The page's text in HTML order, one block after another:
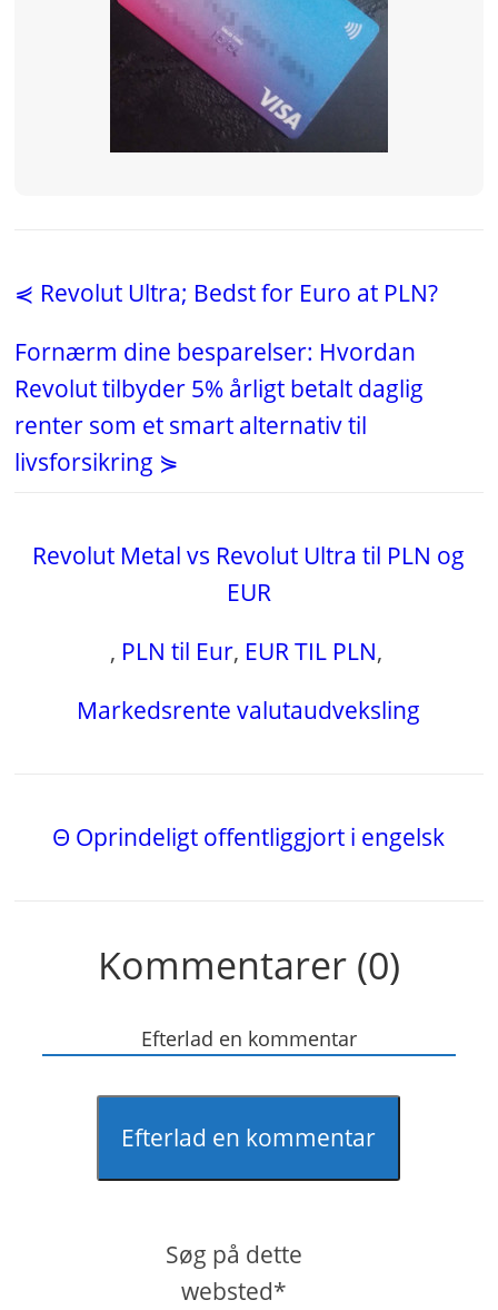
⋞ Revolut Ultra; Bedst for Euro at PLN?
Fornærm dine besparelser: Hvordan
Revolut tilbyder 5% årligt betalt daglig
renter som et smart alternativ til
livsforsikring ⋟
Revolut Metal vs Revolut Ultra til PLN og
EUR
, PLN til Eur, EUR TIL PLN,
Markedsrente valutaudveksling
Θ Oprindeligt offentliggjort i engelsk
Kommentarer (0)
Efterlad en kommentar
Efterlad en kommentar
Søg på dette
websted*